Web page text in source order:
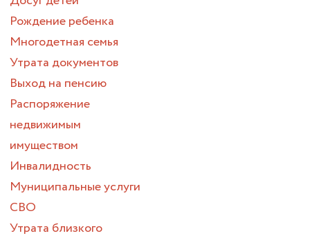
Рождение ребенка
Многодетная семья
Утрата документов
Выход на пенсию
Распоряжение
недвижимым
имуществом
Инвалидность
Муниципальные услуги
СВО
Утрата близкого